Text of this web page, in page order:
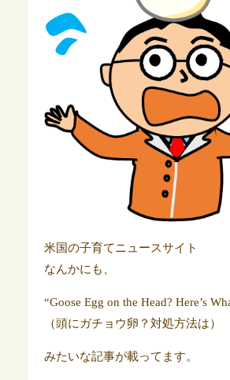
米国の子育てニュースサイト
なんかにも、
“Goose Egg on the Head? Here’s
（頭にガチョウ卵？対処方法は）
みたいな記事が載ってます。